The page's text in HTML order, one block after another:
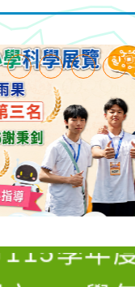
4招)】
第9次代
12招)】
第7次代
學年